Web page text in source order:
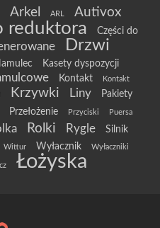
Arkel ARL Autivox
reduktora
Części do
Drzwi
Kasety dyspozycji
Kontakt
Kontakt
Krzywki Liny
Pakiety
Przełożenie Przyciski Puersa
Rolki Rygle Silnik
Wittur Wyłacznik Wyłaczniki
Łożyska